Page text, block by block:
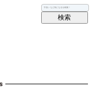
検索